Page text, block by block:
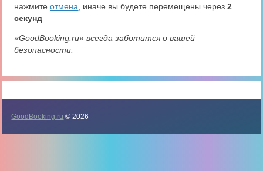
нажмитеотмена , иначе вы будете перемещены через2
секунд
«GoodBooking.ru» всегда заботится о вашей
безопасности.
GoodBooking.ru © 2026